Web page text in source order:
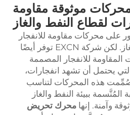
موثوقة مقاومة
لقطاع النفط والغاز
على محركات مقاومة للانفجار
موثوقة لقطاع النفط والغاز. لكن شركة EXCN توفر أيضًا
للانفجار المصممة
يحتمل أن تشهد انفجارات،
هذه المحركات لتناسب
ببيئة النفط والغاز
وآمنة. إنها محرك تحريض